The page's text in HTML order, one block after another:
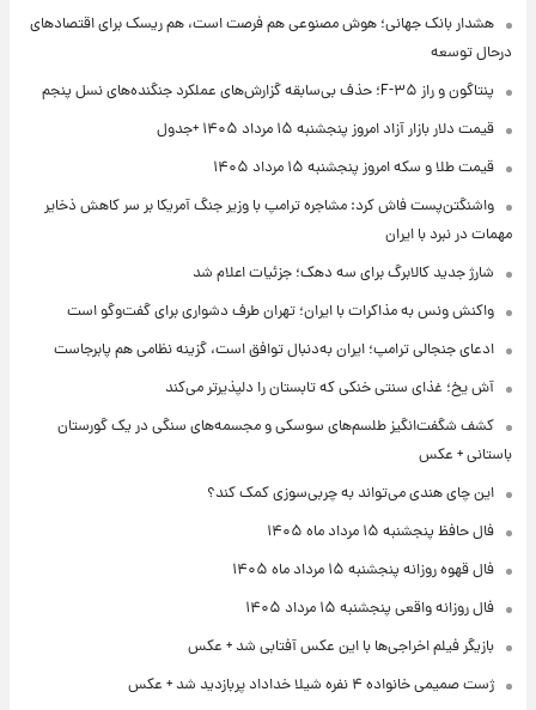
هشدار بانک جهانی؛ هوش مصنوعی هم فرصت است، هم ریسک برای اقتصادهای
درحال توسعه
پنتاگون و راز F-۳۵؛ حذف بی‌سابقه گزارش‌های عملکرد جنگنده‌های نسل پنجم
قیمت دلار بازار آزاد امروز پنجشنبه ۱۵ مرداد ۱۴۰۵ +جدول
قیمت طلا و سکه امروز پنجشنبه ۱۵ مرداد ۱۴۰۵
واشنگتن‌پست فاش کرد: مشاجره ترامپ با وزیر جنگ آمریکا بر سر کاهش ذخایر
مهمات در نبرد با ایران
شارژ جدید کالابرگ برای سه دهک؛ جزئیات اعلام شد
واکنش ونس به مذاکرات با ایران؛ تهران طرف دشواری برای گفت‌وگو است
ادعای جنجالی ترامپ؛ ایران به‌دنبال توافق است، گزینه نظامی هم پابرجاست
آش یخ؛ غذای سنتی خنکی که تابستان را دلپذیرتر می‌کند
کشف شگفت‌انگیز طلسم‌های سوسکی و مجسمه‌های سنگی در یک گورستان
باستانی + عکس
این چای هندی می‌تواند به چربی‌سوزی کمک کند؟
فال حافظ پنجشنبه ۱۵ مرداد ماه ۱۴۰۵
فال قهوه روزانه پنجشنبه ۱۵ مرداد ماه ۱۴۰۵
فال روزانه واقعی پنجشنبه ۱۵ مرداد ۱۴۰۵
بازیگر فیلم اخراجی‌ها با این عکس آفتابی شد + عکس
ژست صمیمی خانواده ۴ نفره شیلا خداداد پربازدید شد + عکس